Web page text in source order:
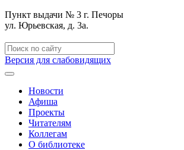
Пункт выдачи № 3 г. Печоры
ул. Юрьевская, д. 3а.
Версия для слабовидящих
Новости
Афиша
Проекты
Читателям
Коллегам
О библиотеке